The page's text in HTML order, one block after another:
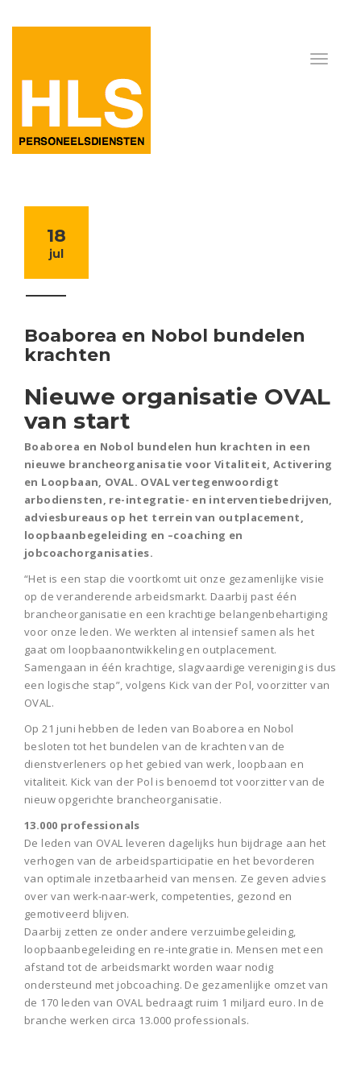
18
jul
Boaborea en Nobol bundelen
krachten
Nieuwe organisatie OVAL
van start
Boaborea en Nobol bundelen hun krachten in een
nieuwe brancheorganisatie voor Vitaliteit, Activering
en Loopbaan, OVAL. OVAL vertegenwoordigt
arbodiensten, re-integratie- en interventiebedrijven,
adviesbureaus op het terrein van outplacement,
loopbaanbegeleiding en –coaching en
jobcoachorganisaties.
“Het is een stap die voortkomt uit onze gezamenlijke visie
op de veranderende arbeidsmarkt. Daarbij past één
brancheorganisatie en een krachtige belangenbehartiging
voor onze leden. We werkten al intensief samen als het
gaat om loopbaanontwikkeling en outplacement.
Samengaan in één krachtige, slagvaardige vereniging is dus
een logische stap”, volgens Kick van der Pol, voorzitter van
OVAL.
Op 21 juni hebben de leden van Boaborea en Nobol
besloten tot het bundelen van de krachten van de
dienstverleners op het gebied van werk, loopbaan en
vitaliteit. Kick van der Pol is benoemd tot voorzitter van de
nieuw opgerichte brancheorganisatie.
13.000 professionals
De leden van OVAL leveren dagelijks hun bijdrage aan het
verhogen van de arbeidsparticipatie en het bevorderen
van optimale inzetbaarheid van mensen. Ze geven advies
over van werk-naar-werk, competenties, gezond en
gemotiveerd blijven.
Daarbij zetten ze onder andere verzuimbegeleiding,
loopbaanbegeleiding en re-integratie in. Mensen met een
afstand tot de arbeidsmarkt worden waar nodig
ondersteund met jobcoaching. De gezamenlijke omzet van
de 170 leden van OVAL bedraagt ruim 1 miljard euro. In de
branche werken circa 13.000 professionals.